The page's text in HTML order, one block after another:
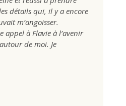
détails qui, il y a encore
m’angoisser.
appel à Flavie à l’avenir
de moi. Je